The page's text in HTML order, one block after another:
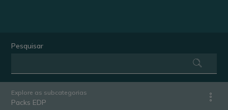
Pesquisar
Explore as subcategorias
Packs EDP